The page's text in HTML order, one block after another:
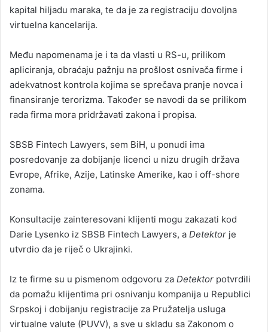
kapital hiljadu maraka, te da je za registraciju dovoljna
virtuelna kancelarija.
Među napomenama je i ta da vlasti u RS-u, prilikom
apliciranja, obraćaju pažnju na prošlost osnivača firme i
adekvatnost kontrola kojima se sprečava pranje novca i
finansiranje terorizma. Također se navodi da se prilikom
rada firma mora pridržavati zakona i propisa.
SBSB Fintech Lawyers, sem BiH, u ponudi ima
posredovanje za dobijanje licenci u nizu drugih država
Evrope, Afrike, Azije, Latinske Amerike, kao i off-shore
zonama.
Konsultacije zainteresovani klijenti mogu zakazati kod
Darie Lysenko iz SBSB Fintech Lawyers, a Detektor je
utvrdio da je riječ o Ukrajinki.
Iz te firme su u pismenom odgovoru za Detektor potvrdili
da pomažu klijentima pri osnivanju kompanija u Republici
Srpskoj i dobijanju registracije za Pružatelja usluga
virtualne valute (PUVV), a sve u skladu sa Zakonom o